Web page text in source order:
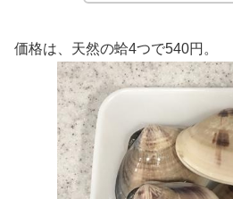
価格は、天然の蛤4つで540円。